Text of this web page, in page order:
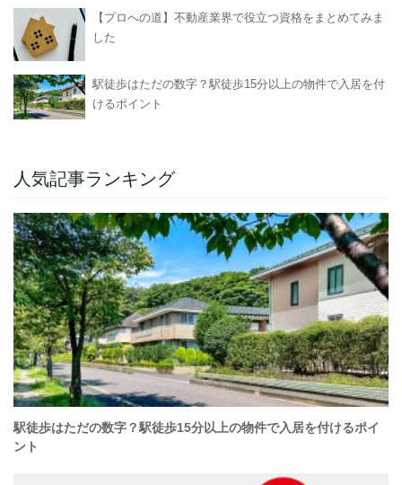
【プロへの道】不動産業界で役立つ資格をまとめてみま
した
駅徒歩はただの数字？駅徒歩15分以上の物件で入居を付
けるポイント
人気記事ランキング